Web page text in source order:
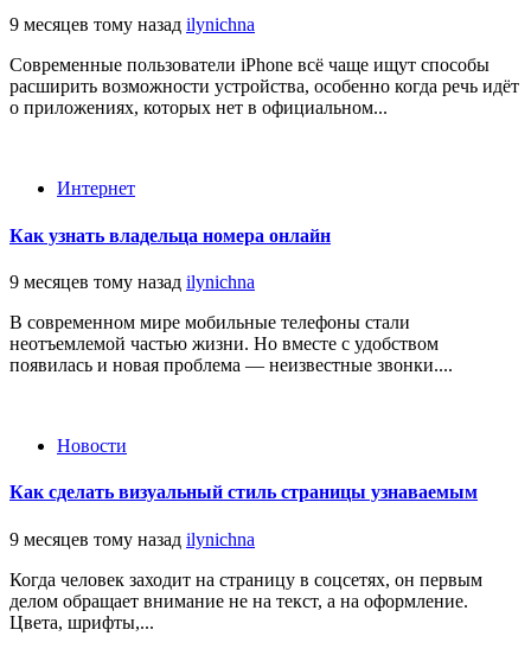
9 месяцев тому назад ilynichna
Современные пользователи iPhone всё чаще ищут способы
расширить возможности устройства, особенно когда речь идёт
о приложениях, которых нет в официальном...
Интернет
Как узнать владельца номера онлайн
9 месяцев тому назад ilynichna
В современном мире мобильные телефоны стали
неотъемлемой частью жизни. Но вместе с удобством
появилась и новая проблема — неизвестные звонки....
Новости
Как сделать визуальный стиль страницы узнаваемым
9 месяцев тому назад ilynichna
Когда человек заходит на страницу в соцсетях, он первым
делом обращает внимание не на текст, а на оформление.
Цвета, шрифты,...